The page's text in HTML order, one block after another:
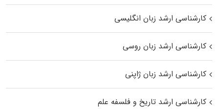
کارشناسی ارشد زبان انگلیسی
کارشناسی ارشد زبان روسی
کارشناسی ارشد زبان ژاپنی
کارشناسی ارشد تاریخ و فلسفه علم